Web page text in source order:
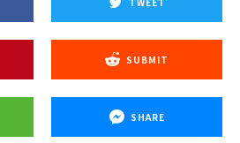
SUBMIT
SHARE